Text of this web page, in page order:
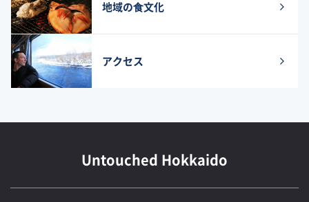
地域の⾷文化
アクセス
Untouched Hokkaido